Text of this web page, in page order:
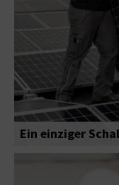
Ein einziger